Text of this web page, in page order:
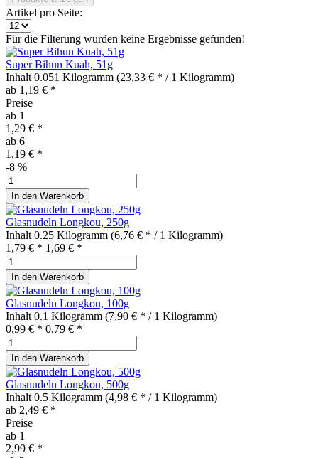
Artikel pro Seite:
Für die Filterung wurden keine Ergebnisse gefunden!
Super Bihun Kuah, 51g
Inhalt 0.051 Kilogramm (23,33 € * / 1 Kilogramm)
ab 1,19 € *
Preise
ab 1
1,29 € *
ab 6
1,19 € *
-8 %
In den Warenkorb
Glasnudeln Longkou, 250g
Inhalt 0.25 Kilogramm (6,76 € * / 1 Kilogramm)
1,79 € * 1,69 € *
In den Warenkorb
Glasnudeln Longkou, 100g
Inhalt 0.1 Kilogramm (7,90 € * / 1 Kilogramm)
0,99 € * 0,79 € *
In den Warenkorb
Glasnudeln Longkou, 500g
Inhalt 0.5 Kilogramm (4,98 € * / 1 Kilogramm)
ab 2,49 € *
Preise
ab 1
2,99 € *